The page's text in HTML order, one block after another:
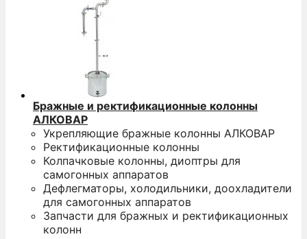
Бражные и ректификационные колонны
АЛКОВАР
Укрепляющие бражные колонны АЛКОВАР
Ректификационные колонны
Колпачковые колонны, диоптры для
самогонных аппаратов
Дефлегматоры, холодильники, доохладители
для самогонных аппаратов
Запчасти для бражных и ректификационных
колонн